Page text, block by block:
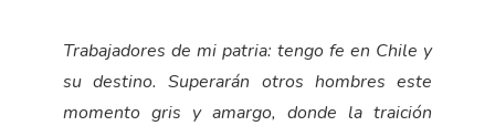
Trabajadores de mi patria: tengo fe en Chile y
su destino. Superarán otros hombres este
momento gris y amargo, donde la traición